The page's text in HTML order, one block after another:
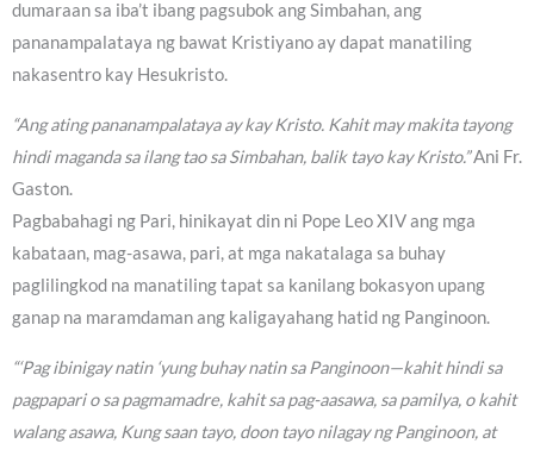
dumaraan sa iba’t ibang pagsubok ang Simbahan, ang
pananampalataya ng bawat Kristiyano ay dapat manatiling
nakasentro kay Hesukristo.
“Ang ating pananampalataya ay kay Kristo. Kahit may makita tayong
hindi maganda sa ilang tao sa Simbahan, balik tayo kay Kristo.”Ani Fr.
Gaston.
Pagbabahagi ng Pari, hinikayat din ni Pope Leo XIV ang mga
kabataan, mag-asawa, pari, at mga nakatalaga sa buhay
paglilingkod na manatiling tapat sa kanilang bokasyon upang
ganap na maramdaman ang kaligayahang hatid ng Panginoon.
“‘Pag ibinigay natin ‘yung buhay natin sa Panginoon—kahit hindi sa
pagpapari o sa pagmamadre, kahit sa pag-aasawa, sa pamilya, o kahit
walang asawa, Kung saan tayo, doon tayo nilagay ng Panginoon, at